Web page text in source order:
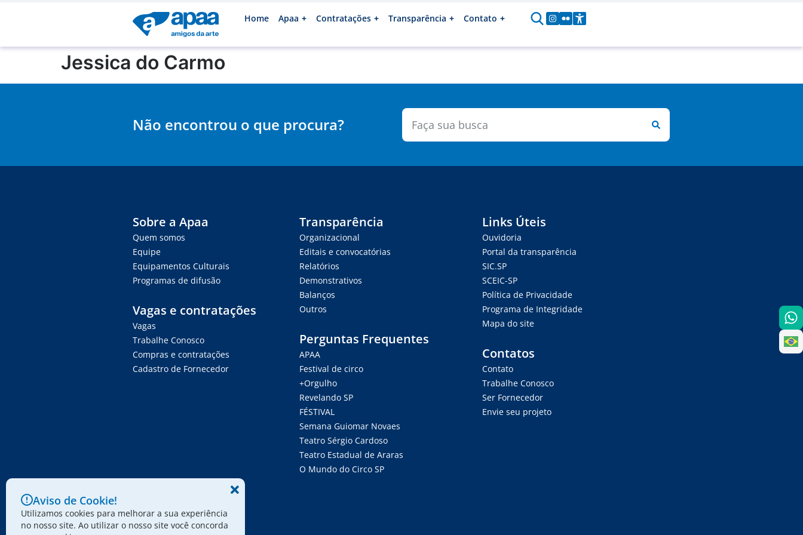
Home Apaa Contratações Transparência Contato
Jessica do Carmo
Não encontrou o que procura?
Sobre a Apaa
Quem somos
Equipe
Equipamentos Culturais
Programas de difusão
Vagas e contratações
Vagas
Trabalhe Conosco
Compras e contratações
Cadastro de Fornecedor
Transparência
Organizacional
Editais e convocatórias
Relatórios
Demonstrativos
Balanços
Outros
Perguntas Frequentes
APAA
Festival de circo
+Orgulho
Revelando SP
FÉSTIVAL
Semana Guiomar Novaes
Teatro Sérgio Cardoso
Teatro Estadual de Araras
O Mundo do Circo SP
Links Úteis
Ouvidoria
Portal da transparência
SIC.SP
SCEIC-SP
Política de Privacidade
Programa de Integridade
Mapa do site
Contatos
Contato
Trabalhe Conosco
Ser Fornecedor
Envie seu projeto
Aviso de Cookie!
Utilizamos cookies para melhorar a sua experiência
no nosso site. Ao utilizar o nosso site você concorda